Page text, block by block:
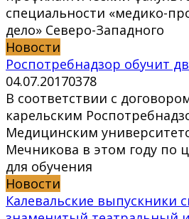
специальности «медико-
дело» Северо-Западного
Новости
Роспотребнадзор обучит
04.07.20170378
В соответствии с
карельским
Медицинским
Мечникова в этом году по
для обучения
Новости
Калевальские выпускники